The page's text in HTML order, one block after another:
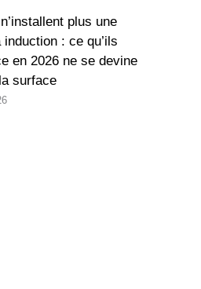
plus une
: ce qu’ils
en 2026 ne se devine
surface